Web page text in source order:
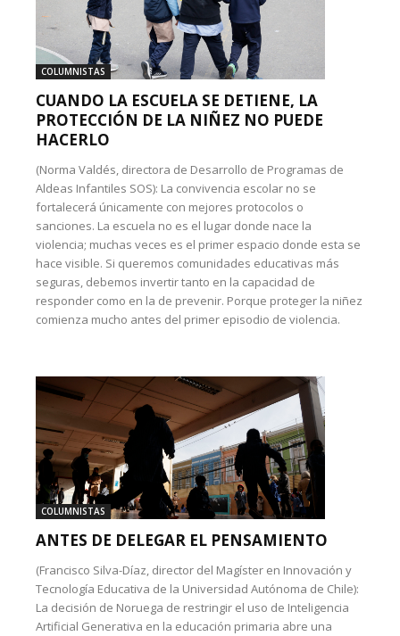
COLUMNISTAS
CUANDO LA ESCUELA SE DETIENE, LA
PROTECCIÓN DE LA NIÑEZ NO PUEDE
HACERLO
(Norma Valdés, directora de Desarrollo de Programas de
Aldeas Infantiles SOS): La convivencia escolar no se
fortalecerá únicamente con mejores protocolos o
sanciones. La escuela no es el lugar donde nace la
violencia; muchas veces es el primer espacio donde esta se
hace visible. Si queremos comunidades educativas más
seguras, debemos invertir tanto en la capacidad de
responder como en la de prevenir. Porque proteger la niñez
comienza mucho antes del primer episodio de violencia.
COLUMNISTAS
ANTES DE DELEGAR EL PENSAMIENTO
(Francisco Silva-Díaz, director del Magíster en Innovación y
Tecnología Educativa de la Universidad Autónoma de Chile):
La decisión de Noruega de restringir el uso de Inteligencia
Artificial Generativa en la educación primaria abre una